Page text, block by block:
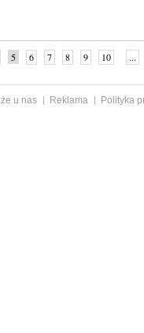
5 6 7 8 9 10 ...
u nas Reklama
Polityka